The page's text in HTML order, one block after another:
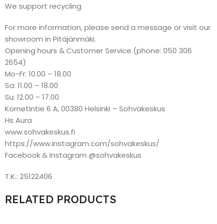
We support recycling
For more information, please send a message or visit our
showroom in Pitäjänmäki.
Opening hours & Customer Service (phone: 050 306
2654)
Mo-Fr: 10.00 – 18.00
Sa: 11.00 – 18.00
Su: 12.00 – 17.00
Kornetintie 6 A, 00380 Helsinki – Sohvakeskus
Hs Aura
www.sohvakeskus.fi
https://www.instagram.com/sohvakeskus/
Facebook & Instagram @sohvakeskus
T.K.: 25122406
RELATED PRODUCTS